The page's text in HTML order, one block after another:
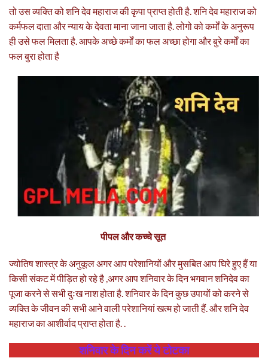
तो उस व्यक्ति को शनि देव महाराज की कृपा प्राप्त होती है. शनि देव महाराज को
कर्मफल दाता और न्याय के देवता माना जाना जाता है. लोगो को कर्मों के अनुरूप
ही उसे फल मिलता है. आपके अच्छे कर्मों का फल अच्छा होगा और बुरे कर्मों का
फल बुरा होता है
पीपल और कच्चे सूत
ज्योतिष शास्त्र के अनुकूल अगर आप परेशानियों और मुसबित आप घिरे हुए हैं या
किसी संकट में पीड़ित हो रहे है ,अगर आप शनिवार के दिन भगवान शनिदेव का
पूजा करने से सभी दुःख नाश होता है. शनिवार के दिन कुछ उपायों को करने से
व्यक्ति के जीवन की सभी आने वाली परेशानियां खत्म हो जाती हैं. और शनि देव
महाराज का आशीर्वाद प्राप्त होता है. .
शनिवार के दिन करें येटोटका